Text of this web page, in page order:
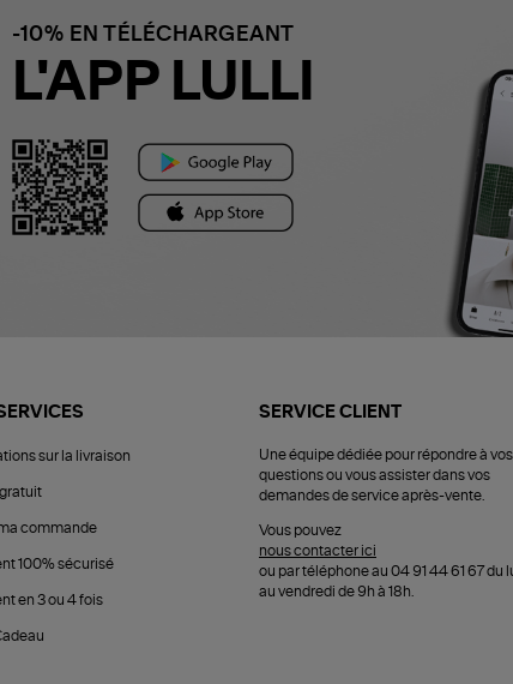
-10% EN TÉLÉCHARGEANT
L'APP LULLI
sur la livraison
commande
100% sécurisé
en 3 ou 4 fois
SERVICE CLIENT
Une équipe dédiée pour répondre à vos
questions ou vous assister dans vos
demandes de service après-vente.
Vous pouvez
nous contacter ici
ou par téléphone au 04 91 44 61 67 du
au vendredi de 9h à 18h.